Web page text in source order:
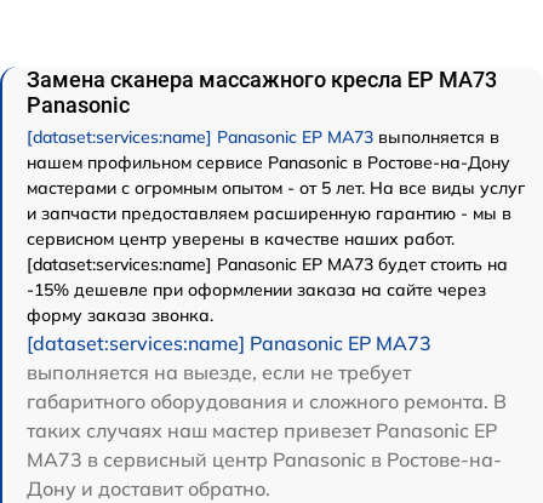
Замена сканера массажного кресла EP MA73
Panasonic
[dataset:services:name] Panasonic EP MA73 выполняется в
нашем профильном сервисе Panasonic в Ростове-на-Дону
мастерами с огромным опытом - от 5 лет. На все виды услуг
и запчасти предоставляем расширенную гарантию - мы в
сервисном центр уверены в качестве наших работ.
[dataset:services:name] Panasonic EP MA73 будет стоить на
-15% дешевле при оформлении заказа на сайте через
форму заказа звонка.
[dataset:services:name] Panasonic EP MA73
выполняется на выезде, если не требует
габаритного оборудования и сложного ремонта. В
таких случаях наш мастер привезет Panasonic EP
MA73 в сервисный центр Panasonic в Ростове-на-
Дону и доставит обратно.